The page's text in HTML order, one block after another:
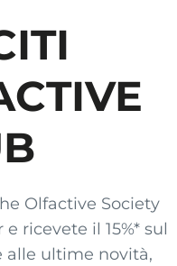
Olfactive Society
ricevete il 15%* sul
alle ultime novità,